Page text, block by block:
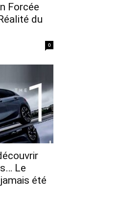
Forcée
du
0
Le
été